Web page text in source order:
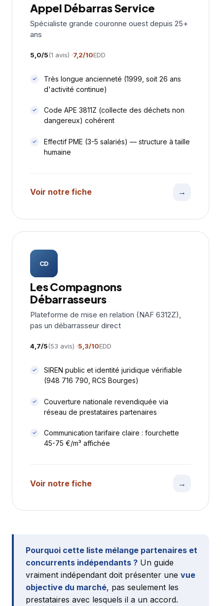
Appel Débarras Service
Spécialiste grande couronne ouest depuis 25+
ans
5,0/5(1 avis) ·7,2/10EDD
Très longue ancienneté (1999, soit 26 ans
d'activité continue)
Code APE 3811Z (collecte des déchets non
dangereux) cohérent
Effectif PME (3-5 salariés) — structure à taille
humaine
Voir notre fiche →
CD
Les Compagnons
Débarrasseurs
Plateforme de mise en relation (NAF 6312Z),
pas un débarrasseur direct
4,7/5(53 avis) ·5,3/10EDD
SIREN public et identité juridique vérifiable
(948 716 790, RCS Bourges)
Couverture nationale revendiquée via
réseau de prestataires partenaires
Communication tarifaire claire : fourchette
45-75 €/m³ affichée
Voir notre fiche →
Pourquoi cette liste mélange partenaires et
concurrents indépendants ? Un guide
vraiment indépendant doit présenter une vue
objective du marché, pas seulement les
prestataires avec lesquels il a un accord.